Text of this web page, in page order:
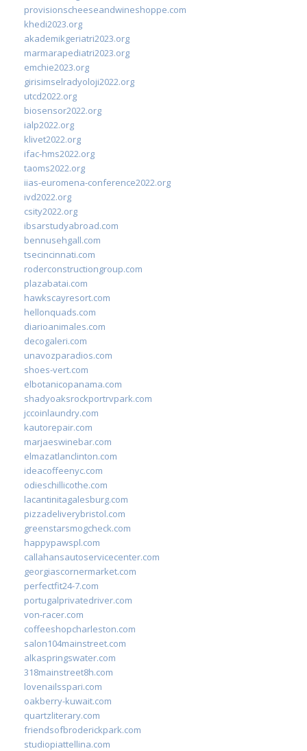
provisionscheeseandwineshoppe.com
khedi2023.org
akademikgeriatri2023.org
marmarapediatri2023.org
emchie2023.org
girisimselradyoloji2022.org
utcd2022.org
biosensor2022.org
ialp2022.org
klivet2022.org
ifac-hms2022.org
taoms2022.org
iias-euromena-conference2022.org
ivd2022.org
csity2022.org
ibsarstudyabroad.com
bennusehgall.com
tsecincinnati.com
roderconstructiongroup.com
plazabatai.com
hawkscayresort.com
hellonquads.com
diarioanimales.com
decogaleri.com
unavozparadios.com
shoes-vert.com
elbotanicopanama.com
shadyoaksrockportrvpark.com
jccoinlaundry.com
kautorepair.com
marjaeswinebar.com
elmazatlanclinton.com
ideacoffeenyc.com
odieschillicothe.com
lacantinitagalesburg.com
pizzadeliverybristol.com
greenstarsmogcheck.com
happypawspl.com
callahansautoservicecenter.com
georgiascornermarket.com
perfectfit24-7.com
portugalprivatedriver.com
von-racer.com
coffeeshopcharleston.com
salon104mainstreet.com
alkaspringswater.com
318mainstreet8h.com
lovenailsspari.com
oakberry-kuwait.com
quartzliterary.com
friendsofbroderickpark.com
studiopiattellina.com